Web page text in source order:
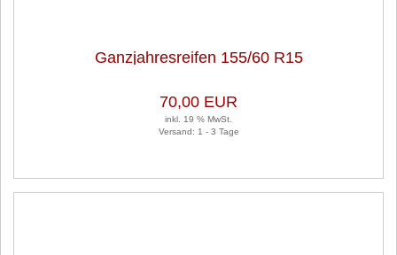
Ganzjahresreifen 155/60 R15
70,00 EUR
inkl. 19 % MwSt.
Versand: 1 - 3 Tage